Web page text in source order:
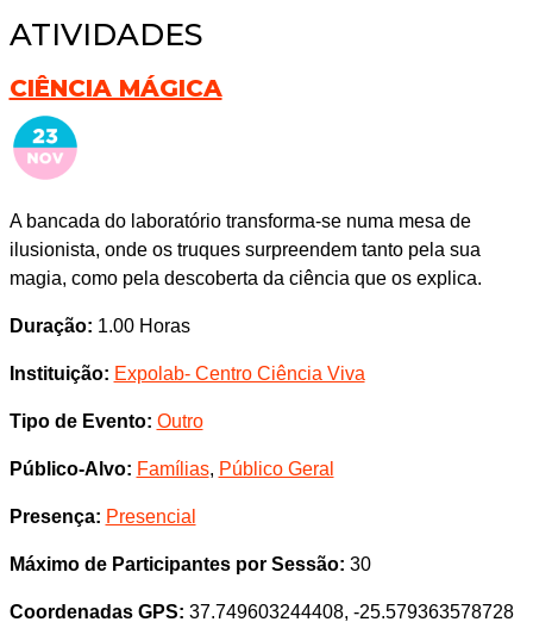
ATIVIDADES
CIÊNCIA MÁGICA
A bancada do laboratório transforma-se numa mesa de
ilusionista, onde os truques surpreendem tanto pela sua
magia, como pela descoberta da ciência que os explica.
Duração: 1.00 Horas
Instituição: Expolab- Centro Ciência Viva
Tipo de Evento: Outro
Público-Alvo: Famílias, Público Geral
Presença: Presencial
Máximo de Participantes por Sessão: 30
Coordenadas GPS: 37.749603244408, -25.579363578728